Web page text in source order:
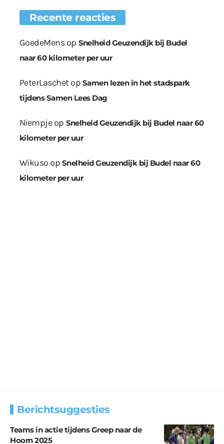
Recente reacties
GoedeMensop Snelheid Geuzendijk bij Budel
naar 60 kilometer per uur
PeterLaschetop Samen lezen in het stadspark
tijdens Samen Lees Dag
Niempjeop Snelheid Geuzendijk bij Budel naar 60
kilometer per uur
Wikuso op Snelheid Geuzendijk bij Budel naar 60
kilometer per uur
Berichtsuggesties
Teams in actie tijdens Greep naar de
Hoorn 2025